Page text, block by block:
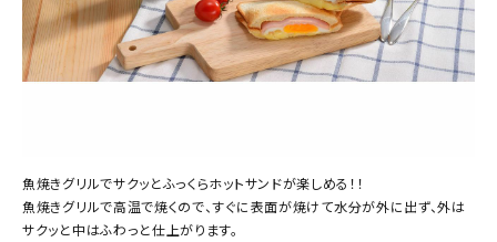
魚焼きグリルでサクッとふっくらホットサンドが楽しめる！！
魚焼きグリルで高温で焼くので、すぐに表面が焼けて水分が外に出ず、外は
サクッと中はふわっと仕上がります。